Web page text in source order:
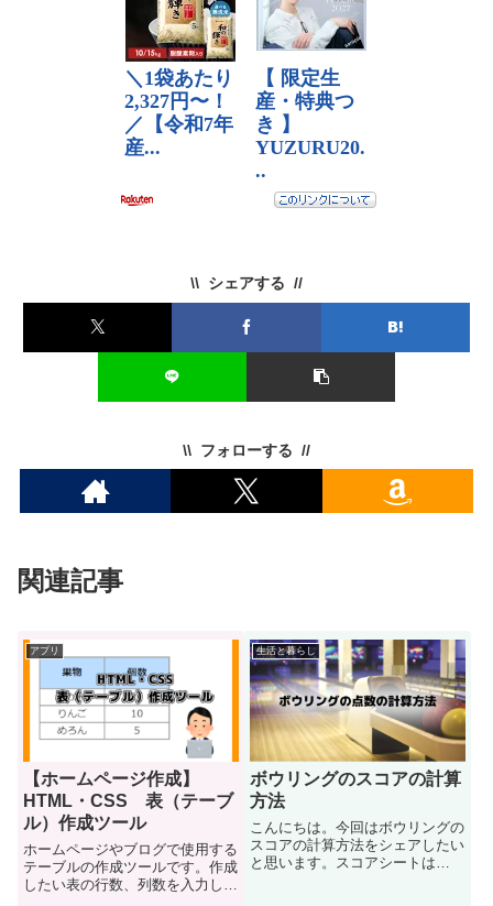
シェアする
フォローする
関連記事
アプリ
【ホームページ作成】
HTML・CSS 表（テーブ
ル）作成ツール
ホームページやブログで使用する
テーブルの作成ツールです。作成
したい表の行数、列数を入力して
生活と暮らし
ボウリングのスコアの計算
方法
こんにちは。今回はボウリングの
スコアの計算方法をシェアしたい
と思います。スコアシートは